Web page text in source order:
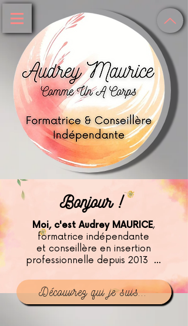
Bonjour !
Moi, c'estAudrey MAURICE,
formatrice indépendante
et conseillère en insertion
professionnelle depuis 2013 ...
Découvrez qui je suis...